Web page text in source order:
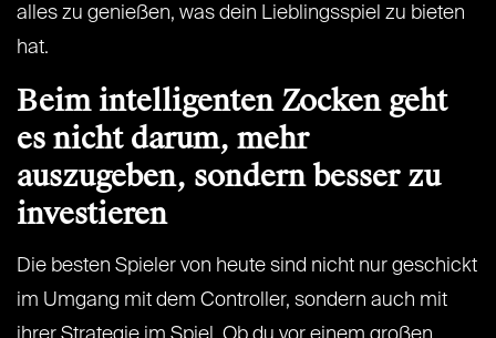
alles zu genießen, was dein Lieblingsspiel zu bieten
hat.
Beim intelligenten Zocken geht
es nicht darum, mehr
auszugeben, sondern besser zu
investieren
Die besten Spieler von heute sind nicht nur geschickt
im Umgang mit dem Controller, sondern auch mit